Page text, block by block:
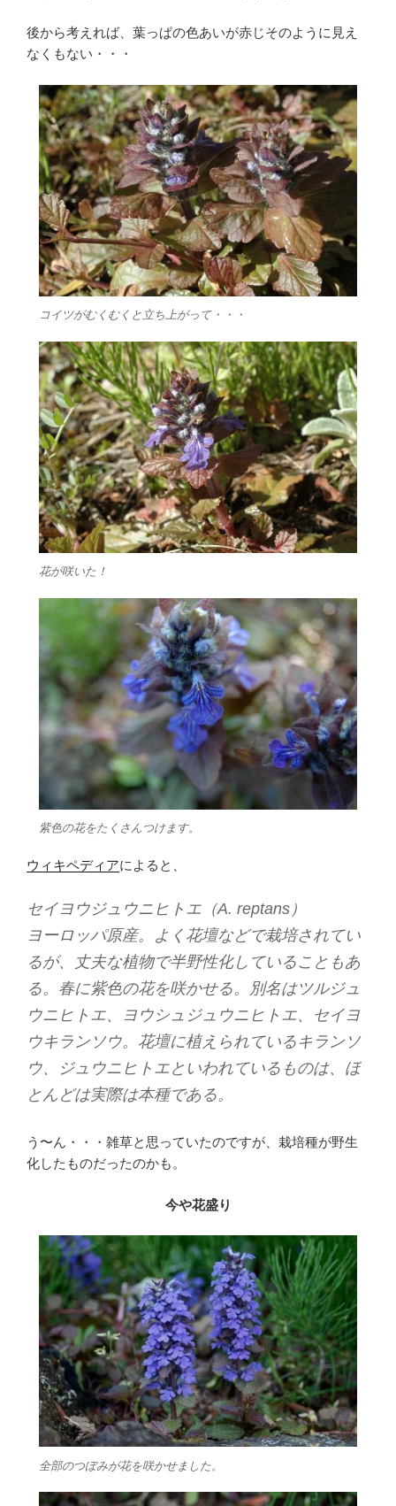
後から考えれば、葉っぱの色あいが赤じそのように見え
なくもない・・・
コイツがむくむくと立ち上がって・・・
花が咲いた！
紫色の花をたくさんつけます。
ウィキペディアによると、
セイヨウジュウニヒトエ（A. reptans）
ヨーロッパ原産。よく花壇などで栽培されてい
るが、丈夫な植物で半野性化していることもあ
る。春に紫色の花を咲かせる。別名はツルジュ
ウニヒトエ、ヨウシュジュウニヒトエ、セイヨ
ウキランソウ。花壇に植えられているキランソ
ウ、ジュウニヒトエといわれているものは、ほ
とんどは実際は本種である。
う〜ん・・・雑草と思っていたのですが、栽培種が野生
化したものだったのかも。
今や花盛り
全部のつぼみが花を咲かせました。